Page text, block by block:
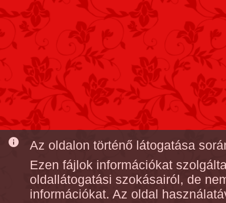
info
Az oldalon történő látogatása
Ezen fájlok információkat
oldallátogatási szokásairól, de
információkat. Az oldal